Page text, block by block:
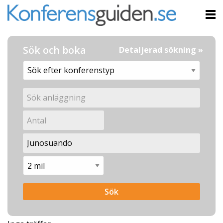
Sök och boka Detaljerad sökning »